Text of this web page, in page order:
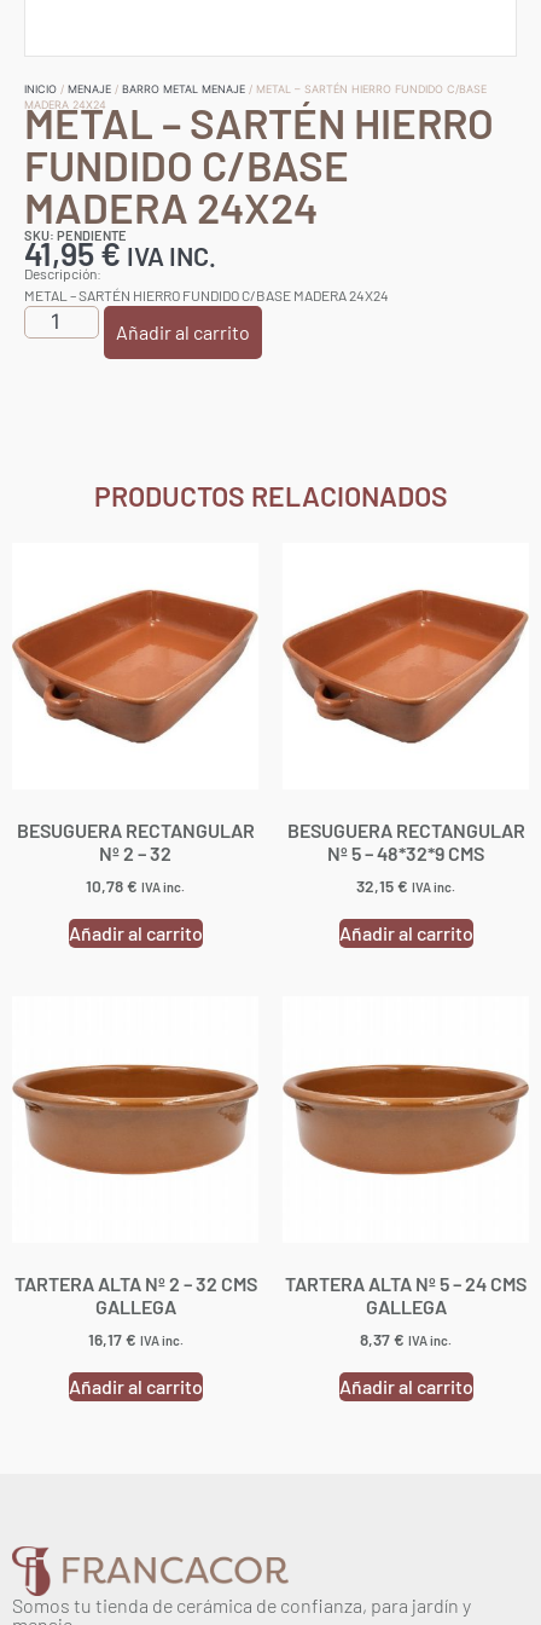
INICIO / MENAJE / BARRO METAL MENAJE / METAL – SARTÉN HIERRO FUNDIDO C/BASE
MADERA 24X24
METAL – SARTÉN HIERRO
FUNDIDO C/BASE
MADERA 24X24
SKU: PENDIENTE
41,95€ IVA INC.
Descripción:
METAL – SARTÉN HIERRO FUNDIDO C/BASE MADERA 24X24
Añadir al carrito
PRODUCTOS RELACIONADOS
BESUGUERA RECTANGULAR
Nº 2 – 32
10,78€ IVA inc.
Añadir al carrito
BESUGUERA RECTANGULAR
Nº 5 – 48*32*9 CMS
32,15€ IVA inc.
Añadir al carrito
TARTERA ALTA Nº 2 – 32 CMS
GALLEGA
16,17€ IVA inc.
Añadir al carrito
TARTERA ALTA Nº 5 – 24 CMS
GALLEGA
8,37€ IVA inc.
Añadir al carrito
Somos tu tienda de cerámica de confianza, para jardín y